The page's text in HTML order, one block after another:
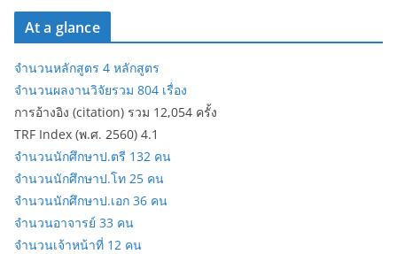
At a glance
จำนวนหลักสูตร 4 หลักสูตร
จำนวนผลงานวิจัยรวม 804 เรื่อง
การอ้างอิง (citation) รวม 12,054 ครั้ง
TRF Index (พ.ศ. 2560) 4.1
จำนวนนักศึกษาป.ตรี 132 คน
จำนวนนักศึกษาป.โท 25 คน
จำนวนนักศึกษาป.เอก 36 คน
จำนวนอาจารย์ 33 คน
จำนวนเจ้าหน้าที่ 12 คน